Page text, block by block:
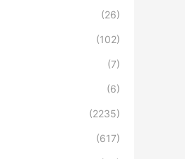
(26)
(102)
(7)
(6)
(2235)
(617)